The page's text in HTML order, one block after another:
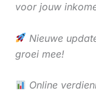
voor jouw
Nieuwe
groei mee!
Online